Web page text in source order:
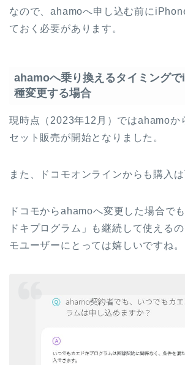
なので、ahamoへ申し込む前に
ておく必要があります。
ahamoへ乗り換えるタイミング
種変更する場合
現時点（2023年12月）ではahamoか
セット販売が開始となりました。
また、ドコモオンラインからも購入は
ドコモからahamoへ変更した場合で
ドキプログラム」も継続して使える
モユーザーにとっては嬉しいですね。